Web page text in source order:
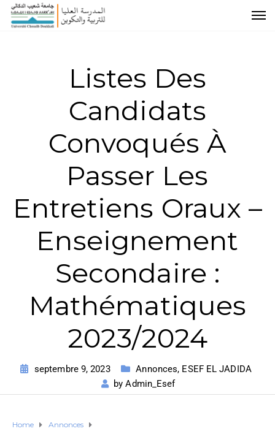
Listes Des
Candidats
Convoqués À
Passer Les
Entretiens Oraux –
Enseignement
Secondaire :
Mathématiques
2023/2024
septembre 9, 2023 Annonces, ESEF EL JADIDA
byAdmin_Esef
Home
Annonces